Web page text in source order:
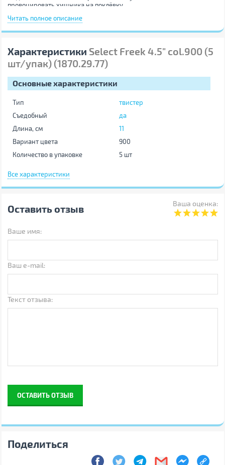
провоцировать хищника на поклёвку.
Данный твистер имеет универсальное применение и может
условий ловли – это может быть как джиг-головка, так и
оффсетник или двойной крючок из тонкой проволоки.
Читать полное описание
Характеристики Select Freek 4.5" col.900 (5
шт/упак) (1870.29.77)
Основные характеристики
Тип
твистер
Съедобный
да
Длина, см
11
Вариант цвета
900
Количество в упаковке
5 шт
Другие
Производитель
Примечание
менять свойства,
вид и комплектацию товаров
уведомления
Все характеристики
Оставить отзыв Ваша оценка:
Ваше имя:
Ваш e-mail:
Текст отзыва:
ОСТАВИТЬ ОТЗЫВ
Поделиться